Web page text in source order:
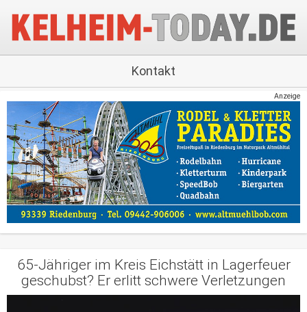
Kontakt
Anzeige
65-Jähriger im Kreis Eichstätt in Lagerfeuer
geschubst? Er erlitt schwere Verletzungen